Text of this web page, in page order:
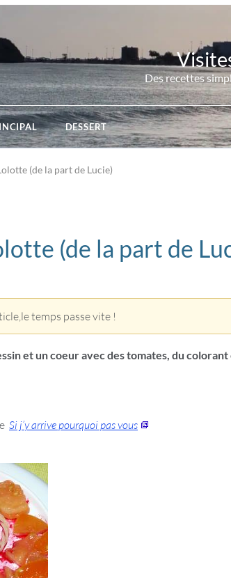
Des recettes
DESSERT
(de la part de Lucie)
(de la part de
temps passe vite !
et un coeur avec des tomates, du colorant
Si j’y arrive pourquoi pas vous